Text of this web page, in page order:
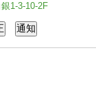
1-3-10-2F